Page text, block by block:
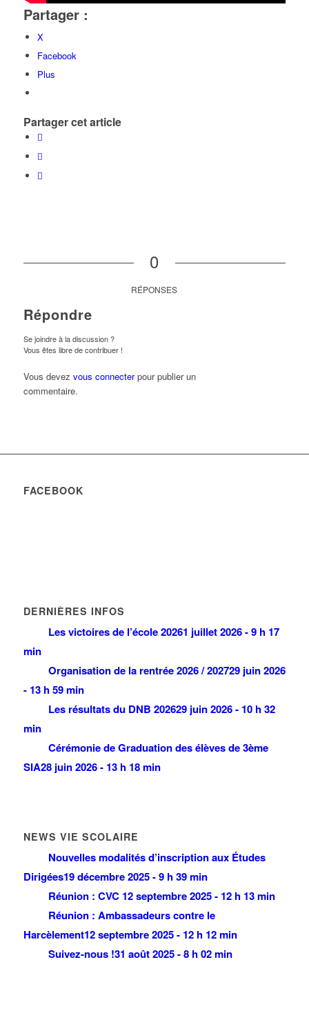
Partager :
X
Facebook
Plus
Partager cet article
0
RÉPONSES
Répondre
Se joindre à la discussion ?
Vous êtes libre de contribuer !
Vous devez vous connecterpour publier un
commentaire.
FACEBOOK
DERNIÈRES INFOS
Les victoires de l’école 20261 juillet 2026 - 9 h 17
min
Organisation de la rentrée 2026 / 202729 juin 2026
- 13 h 59 min
Les résultats du DNB 202629 juin 2026 - 10 h 32
min
Cérémonie de Graduation des élèves de 3ème
SIA28 juin 2026 - 13 h 18 min
NEWS VIE SCOLAIRE
Nouvelles modalités d’inscription aux Études
Dirigées19 décembre 2025 - 9 h 39 min
Réunion : CVC 12 septembre 2025 - 12 h 13 min
Réunion : Ambassadeurs contre le
Harcèlement12 septembre 2025 - 12 h 12 min
Suivez-nous !31 août 2025 - 8 h 02 min